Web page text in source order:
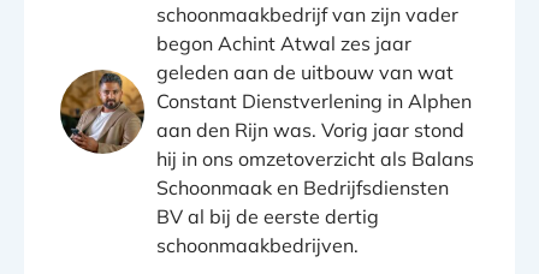
schoonmaakbedrijf van zijn vader
begon Achint Atwal zes jaar
geleden aan de uitbouw van wat
Constant Dienstverlening in Alphen
aan den Rijn was. Vorig jaar stond
hij in ons omzetoverzicht als Balans
Schoonmaak en Bedrijfsdiensten
BV al bij de eerste dertig
schoonmaakbedrijven.